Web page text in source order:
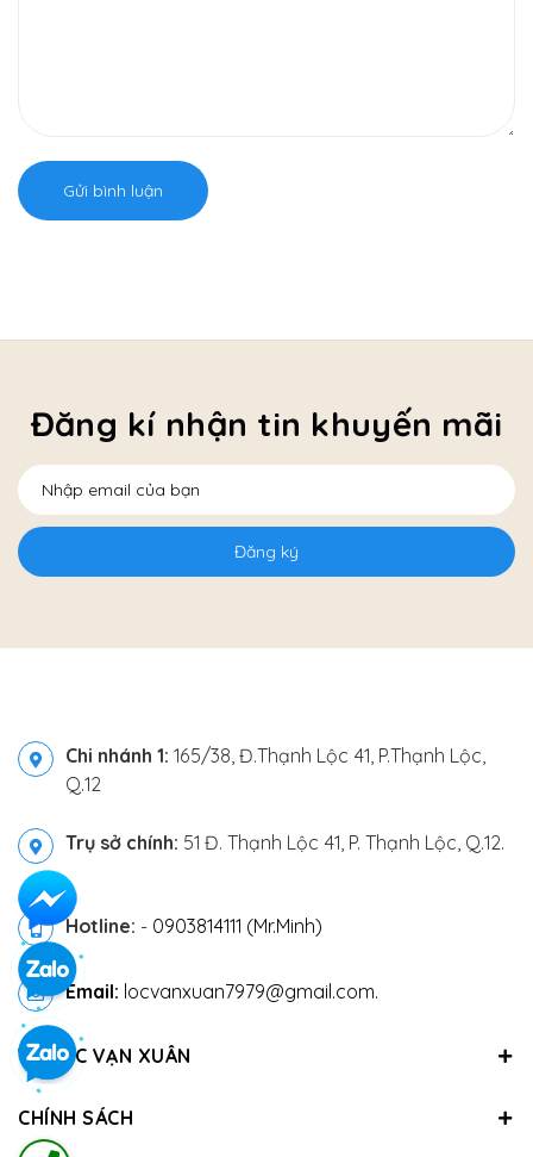
Gửi bình luận
Đăng kí nhận tin khuyến mãi
Đăng ký
Chi nhánh 1: 165/38, Đ.Thạnh Lộc 41, P.Thạnh Lộc,
Q.12
Trụ sở chính: 51 Đ. Thạnh Lộc 41, P. Thạnh Lộc, Q.12.
Hotline: - 0903814111 (Mr.Minh)
Email: locvanxuan7979@gmail.com.
VỀ LỘC VẠN XUÂN
CHÍNH SÁCH